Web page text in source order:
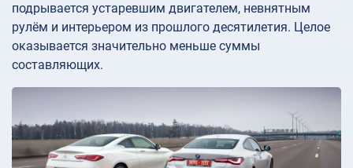
подрывается устаревшим двигателем, невнятным
рулём и интерьером из прошлого десятилетия. Целое
оказывается значительно меньше суммы
составляющих.